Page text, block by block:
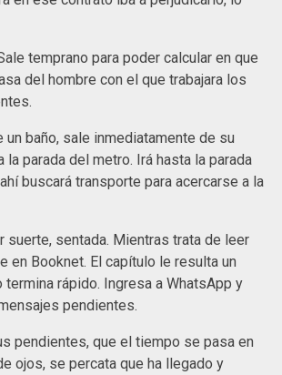
temprano para poder calcular en que
del hombre con el que trabajara los
baño, sale inmediatamente de su
la parada del metro. Irá hasta la parada
buscará transporte para acercarse a la
suerte, sentada. Mientras trata de leer
en Booknet. El capítulo le resulta un
rápido. Ingresa a WhatsApp y
pendientes.
pendientes, que el tiempo se pasa en
ojos, se percata que ha llegado y